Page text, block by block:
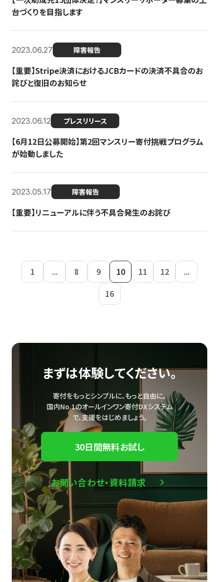
台づくりを目指します
2023.06.27 障害報告
【重要】Stripe決済におけるJCBカードの決済不具合のお
詫びと復旧のお知らせ
2023.06.12 プレスリリース
【6月12日公募開始】第2回マンスリー寄付挑戦プログラム
が始動しました
2023.05.17 障害報告
【重要】リニューアルに伴う不具合発生のお詫び
1 ... 8 9 10 11 12
...
16
まずは体験してください。
寄付をもっとシンプルに、もっと自由に。
国内No.1のオールインワン寄付DXシステム
で、支援をはじめましょう。
30日間無料お試し
お問い合わせ・資料請求